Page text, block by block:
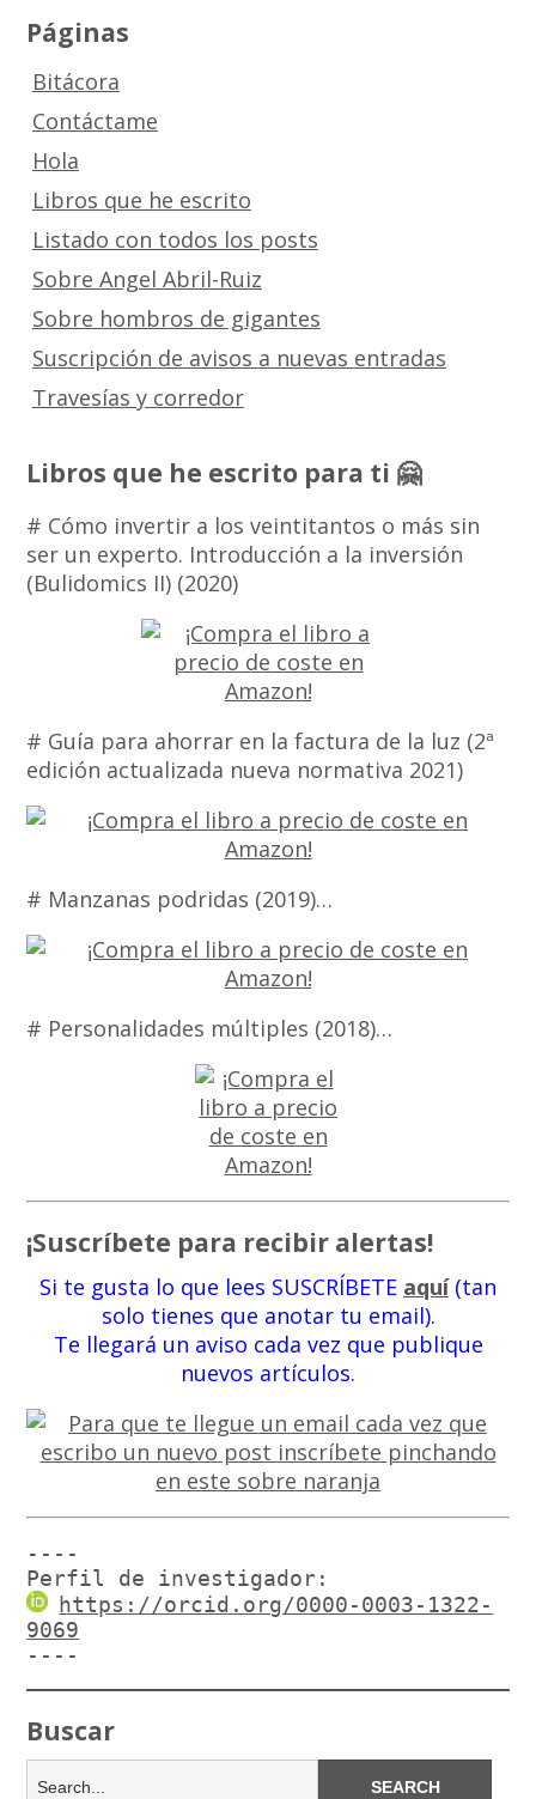
Páginas
Bitácora
Contáctame
Hola
Libros que he escrito
Listado con todos los posts
Sobre Angel Abril-Ruiz
Sobre hombros de gigantes
Suscripción de avisos a nuevas entradas
Travesías y corredor
Libros que he escrito para ti 🤗
# Cómo invertir a los veintitantos o más sin
ser un experto. Introducción a la inversión
(Bulidomics II) (2020)
# Guía para ahorrar en la factura de la luz (2ª
edición actualizada nueva normativa 2021)
# Manzanas podridas (2019)…
# Personalidades múltiples (2018)…
¡Suscríbete para recibir alertas!
Si te gusta lo que lees SUSCRÍBETE aquí(tan
solo tienes que anotar tu email).
Te llegará un aviso cada vez que publique
nuevos artículos.
----
Perfil de investigador:
https://orcid.org/0000-0003-1322-
9069
----
Buscar